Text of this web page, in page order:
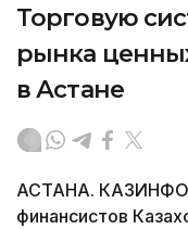
Торговую
рынка
в Астане
АСТАНА.
финансистов